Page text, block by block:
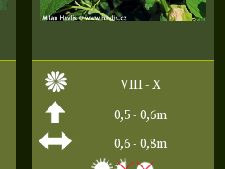
VIII - X
0,5 - 0,6m
0,6 - 0,8m